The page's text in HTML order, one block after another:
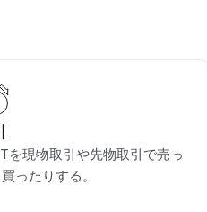
を現物取引や先物取引で売っ
ったりする。